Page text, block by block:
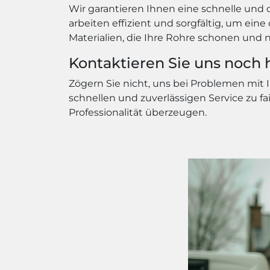
Wir garantieren Ihnen eine schnelle
arbeiten effizient und sorgfältig, um
Materialien, die Ihre Rohre schonen und
Kontaktieren Sie uns noch
Zögern Sie nicht, uns bei Problemen
schnellen und zuverlässigen Service zu
Professionalität überzeugen.